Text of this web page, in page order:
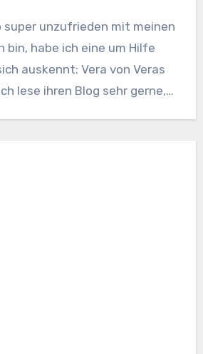
bin, habe ich eine um Hilfe
auskennt: Vera von Veras
lese ihren Blog sehr gerne,…